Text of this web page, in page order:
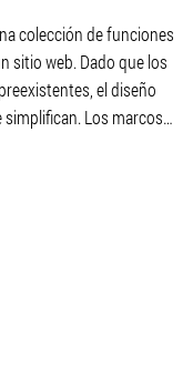
colección de funciones
sitio web. Dado que los
el diseño
Los marcos